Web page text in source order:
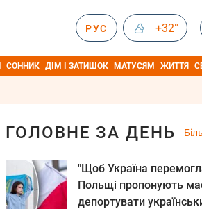
РУС +32°
СОННИК ДІМ І ЗАТИШОК МАТУСЯМ ЖИТТЯ
ГОЛОВНЕ ЗА ДЕНЬ
"Щоб Україна
Польщі пропонують
депортувати